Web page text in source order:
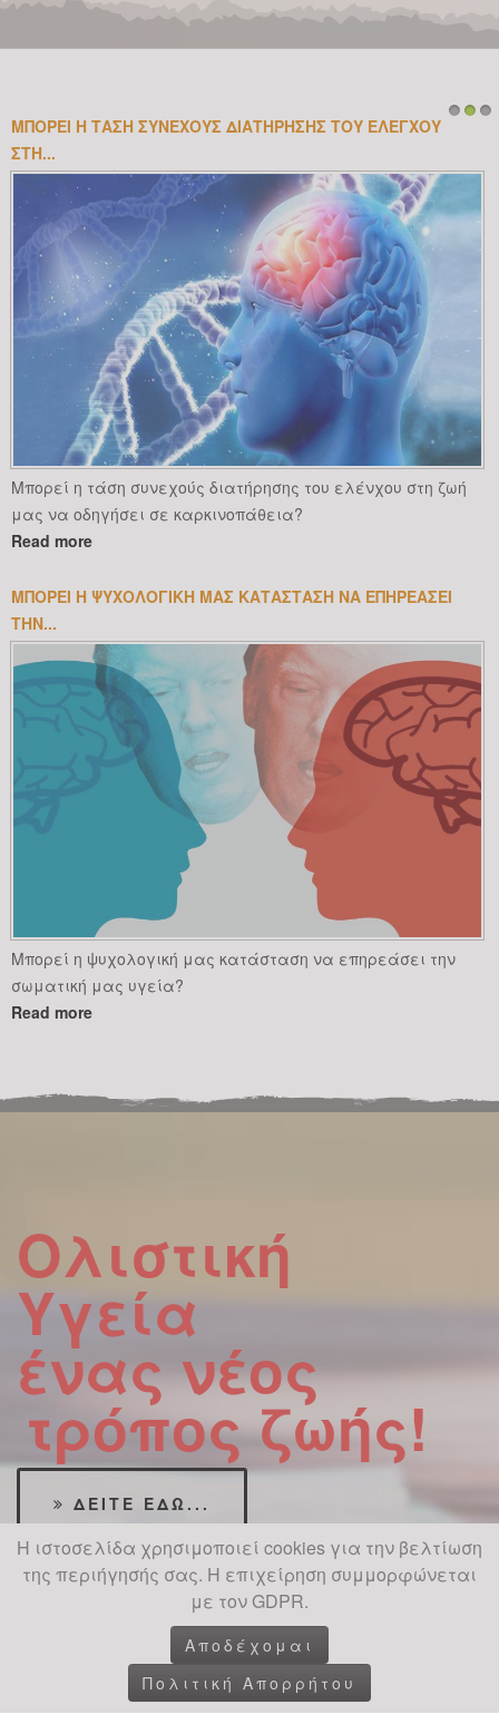
ΜΠΟΡΕΊ Η ΤΆΣΗ ΣΥΝΕΧΟΎΣ ΔΙΑΤΉΡΗΣΗΣ ΤΟΥ ΕΛΈΓΧΟΥ
ΣΤΗ...
Μπορεί η τάση συνεχούς διατήρησης του ελένχου στη ζωή
μας να οδηγήσει σε καρκινοπάθεια?
Read more
ΜΠΟΡΕΊ Η ΨΥΧΟΛΟΓΙΚΉ ΜΑΣ ΚΑΤΆΣΤΑΣΗ ΝΑ ΕΠΗΡΕΆΣΕΙ
ΤΗΝ...
Μπορεί η ψυχολογική μας κατάσταση να επηρεάσει την
σωματική μας υγεία?
Read more
Ολιστική
Υγεία
ένας νέος
τρόπος ζωής!
ΔΕΊΤΕ ΕΔΏ...
Η ιστοσελίδα χρησιμοποιεί cookies για την βελτίωση
της περιήγησής σας. Η επιχείρηση συμμορφώνεται
με τον GDPR.
Αποδέχομαι
Πολιτική Απορρήτου